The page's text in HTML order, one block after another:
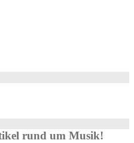
rund um Musik!